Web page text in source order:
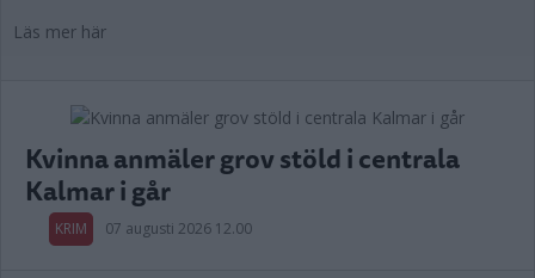
Läs mer här
Kvinna anmäler grov stöld i centrala
Kalmar i går
KRIM 07 augusti 2026 12.00